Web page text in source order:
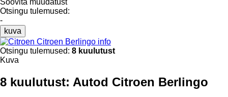
Otsingu tulemused:
-
kuva
Citroen Berlingo info
Otsingu tulemused: 8 kuulutust
Kuva
8 kuulutust: Autod Citroen Berlingo